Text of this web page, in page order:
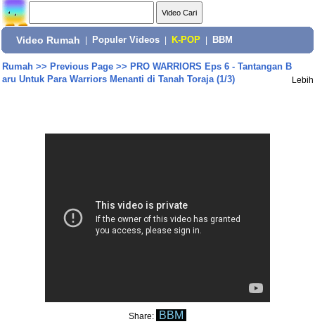
Video Rumah Populer Videos K-POP BBM
Rumah>> Previous Page>> PRO WARRIORS Eps 6 - Tantangan B
aru Untuk Para Warriors Menanti di Tanah Toraja (1/3)
Lebih
Share: BBM